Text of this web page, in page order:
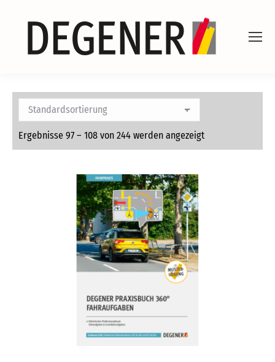
Ergebnisse 97 – 108 von 244 werden angezeigt